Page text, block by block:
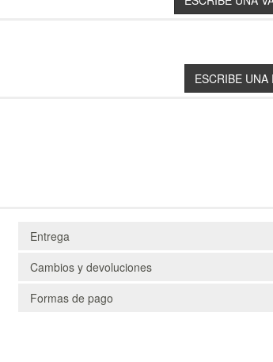
Entrega
Cambios y devoluciones
Formas de pago